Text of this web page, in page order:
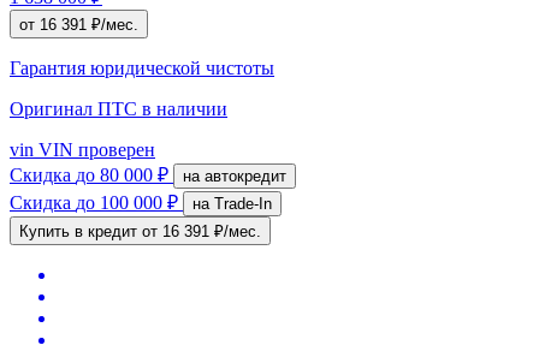
от 16 391 ₽/мес.
Гарантия юридической чистоты
Оригинал ПТС в наличии
vin VIN проверен
Скидка до 80 000 ₽ на автокредит
Скидка до 100 000 ₽
на Trade-In
Купить в кредит от 16 391 ₽/мес.